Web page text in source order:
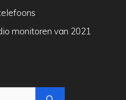
monitoren van 2021